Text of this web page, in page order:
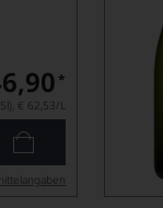
*
€ 62,53/L